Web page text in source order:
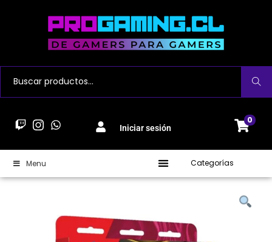
Buscar
Iniciar sesión
0
Menu Categorías